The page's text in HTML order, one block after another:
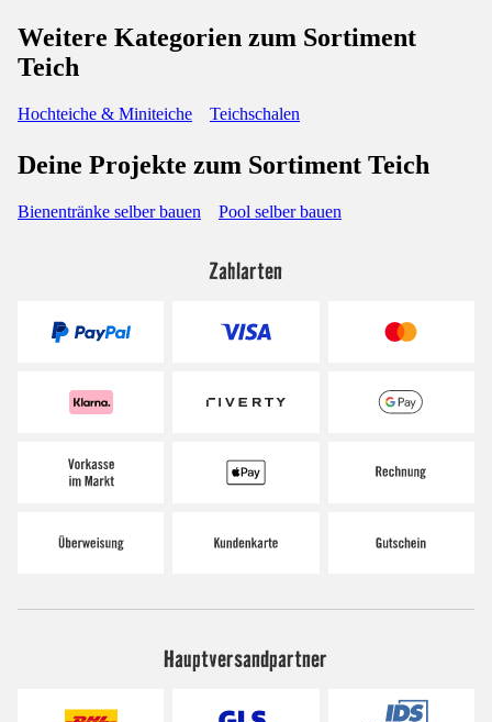
Weitere Kategorien zum Sortiment
Teich
Hochteiche & Miniteiche Teichschalen
Deine Projekte zum Sortiment Teich
Bienentränke selber bauen Pool selber bauen
Zahlarten
Hauptversandpartner